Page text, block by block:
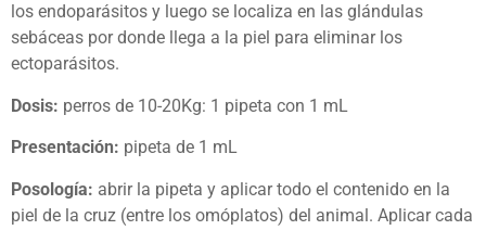
los endoparásitos y luego se localiza en las glándulas
sebáceas por donde llega a la piel para eliminar los
ectoparásitos.
Dosis: perros de 10-20Kg: 1 pipeta con 1 mL
Presentación: pipeta de 1 mL
Posología: abrir la pipeta y aplicar todo el contenido en la
piel de la cruz (entre los omóplatos) del animal. Aplicar cada